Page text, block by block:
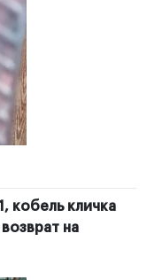
кобель кличка
на